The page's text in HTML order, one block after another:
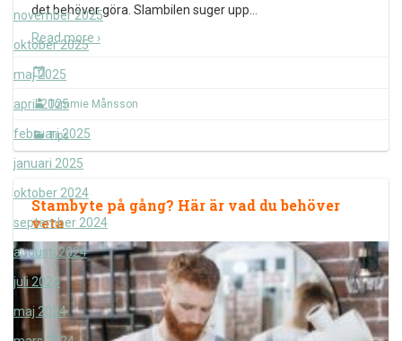
november 2025
oktober 2025
maj 2025
april 2025
februari 2025
januari 2025
oktober 2024
september 2024
augusti 2024
juli 2024
maj 2024
det behöver göra. Slambilen suger upp…
Read more ›
Tommie Månsson
Tips
Stambyte på gång? Här är vad du behöver
veta